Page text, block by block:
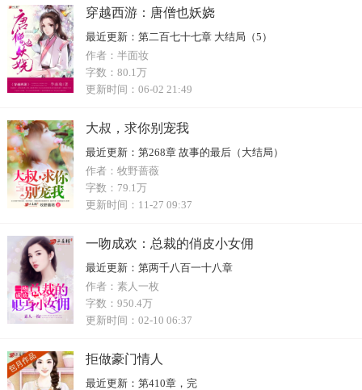
穿越西游：唐僧也妖娆
最近更新： 第二百七十七章 大结局（5）
作者： 半面妆
字数： 80.1万
更新时间： 06-02 21:49
大叔，求你别宠我
最近更新： 第268章 故事的最后（大结局）
作者： 牧野蔷薇
字数： 79.1万
更新时间： 11-27 09:37
一吻成欢：总裁的俏皮小女佣
最近更新： 第两千八百一十八章
作者： 素人一枚
字数： 950.4万
更新时间： 02-10 06:37
拒做豪门情人
最近更新： 第410章，完